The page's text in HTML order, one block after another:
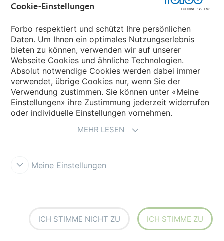
Forbo Websites
Cookie-Einstellungen
Forbo respektiert und schützt Ihre persönlichen
Daten. Um Ihnen ein optimales Nutzungserlebnis
bieten zu können, verwenden wir auf unserer
Webseite Cookies und ähnliche Technologien.
Absolut notwendige Cookies werden dabei immer
verwendet, übrige Cookies nur, wenn Sie der
Verwendung zustimmen. Sie können unter «Meine
Einstellungen» ihre Zustimmung jederzeit widerrufen
oder individuelle Einstellungen vornehmen.
MEHR LESEN
Meine Einstellungen
ICH STIMME NICHT ZU ICH STIMME ZU